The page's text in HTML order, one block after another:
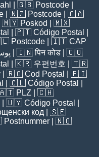
| 🇬🇧 Postcode
| 🇳🇿 Postcode | 🇨🇦
| 🇲🇾 Poskod
| 🇲🇽
| 🇵🇹 Código Postal
Postcode | 🇮🇹 CAP
| 🇮🇳पिन कोड | 🇨🇴
| 🇰🇷 우편번호
| 🇹🇷
| 🇷🇴 Cod Poștal
| 🇫🇮
| 🇨🇱 Código Postal
🇦🇹 PLZ | 🇨🇭
| 🇺🇾 Código Postal
код | 🇸🇪
Postnummer | 🇳🇴